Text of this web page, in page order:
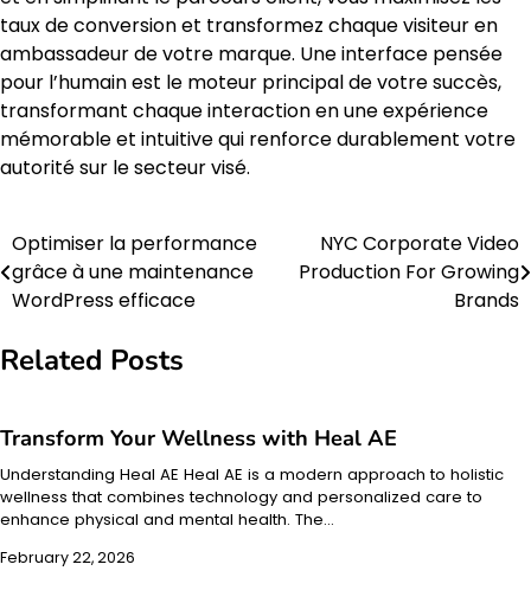
taux de conversion et transformez chaque visiteur en
ambassadeur de votre marque. Une interface pensée
pour l’humain est le moteur principal de votre succès,
transformant chaque interaction en une expérience
mémorable et intuitive qui renforce durablement votre
autorité sur le secteur visé.
Post
navigation
Optimiser la performance
grâce à une maintenance
WordPress efficace
NYC Corporate Video
Production For Growing
Brands
Related Posts
Transform Your Wellness with Heal AE
Understanding Heal AE Heal AE is a modern approach to holistic
wellness that combines technology and personalized care to
enhance physical and mental health. The…
February 22, 2026